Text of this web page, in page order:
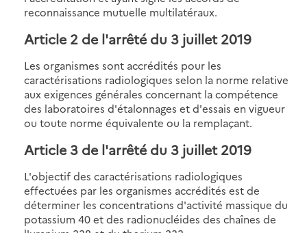
reconnaissance mutuelle multilatéraux.
Article 2 de l'arrêté du 3 juillet 2019
Les organismes sont accrédités pour les
caractérisations radiologiques selon la norme relative
aux exigences générales concernant la compétence
des laboratoires d'étalonnages et d'essais en vigueur
ou toute norme équivalente ou la remplaçant.
Article 3 de l'arrêté du 3 juillet 2019
L'objectif des caractérisations radiologiques
effectuées par les organismes accrédités est de
déterminer les concentrations d'activité massique du
potassium 40 et des radionucléides des chaînes de